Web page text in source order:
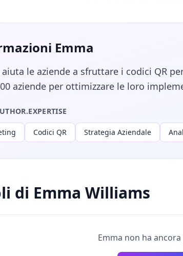
Emma
aiuta le aziende a sfruttare i codici QR
aziende per ottimizzare le loro
Codici QR Strategia Aziendale
di Emma Williams
Emma non ha